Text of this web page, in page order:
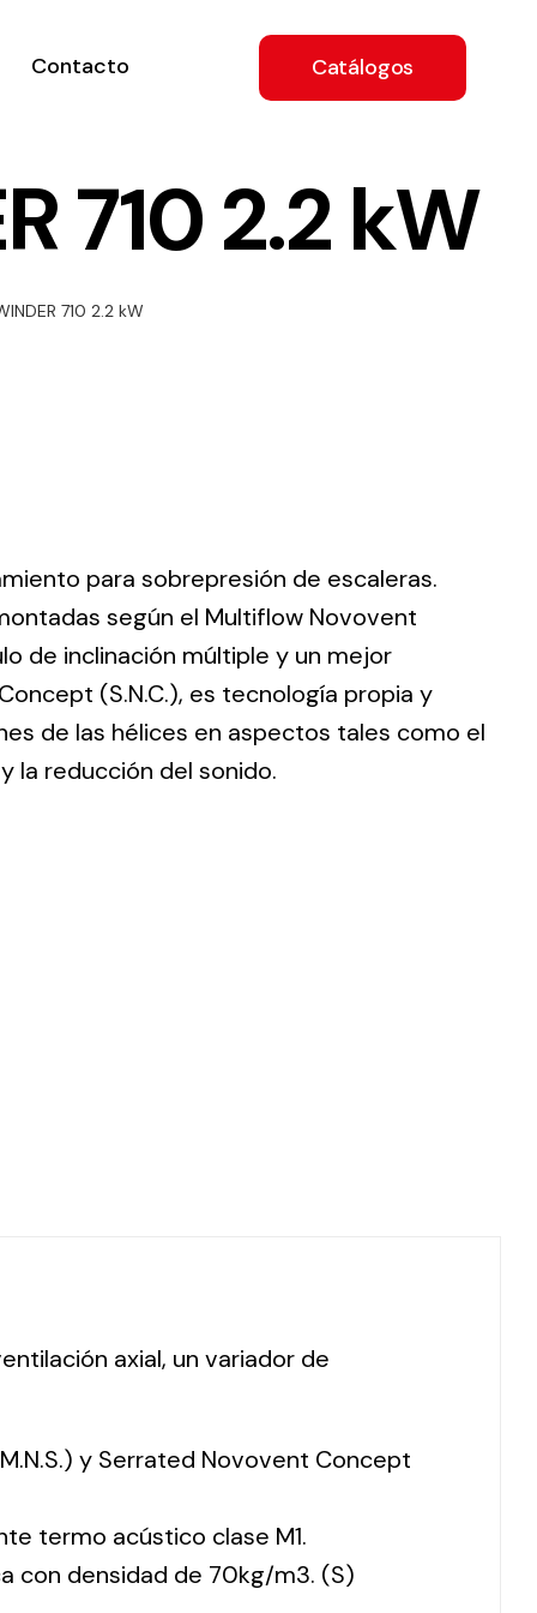
all
Contacto Catálogos
710 2.2 kW
710 2.2 kW
para sobrepresión de escaleras.
según el Multiflow Novovent
de inclinación múltiple y un mejor
(S.N.C.), es tecnología propia y
de las hélices en aspectos tales como el
la reducción del sonido.
axial, un variador de
y Serrated Novovent Concept
termo acústico clase M1.
con densidad de 70kg/m3. (S)